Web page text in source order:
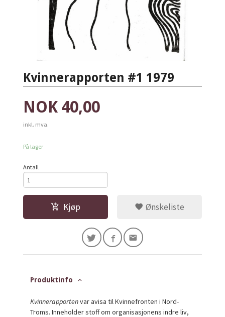
Kvinnerapporten #1 1979
Pris
NOK 40,00
inkl. mva.
På lager
Antall
Kjøp Ønskeliste
Produktinfo
Kvinnerapportenvar avisa til Kvinnefronten i Nord-
Troms. Inneholder stoff om organisasjonens indre liv,